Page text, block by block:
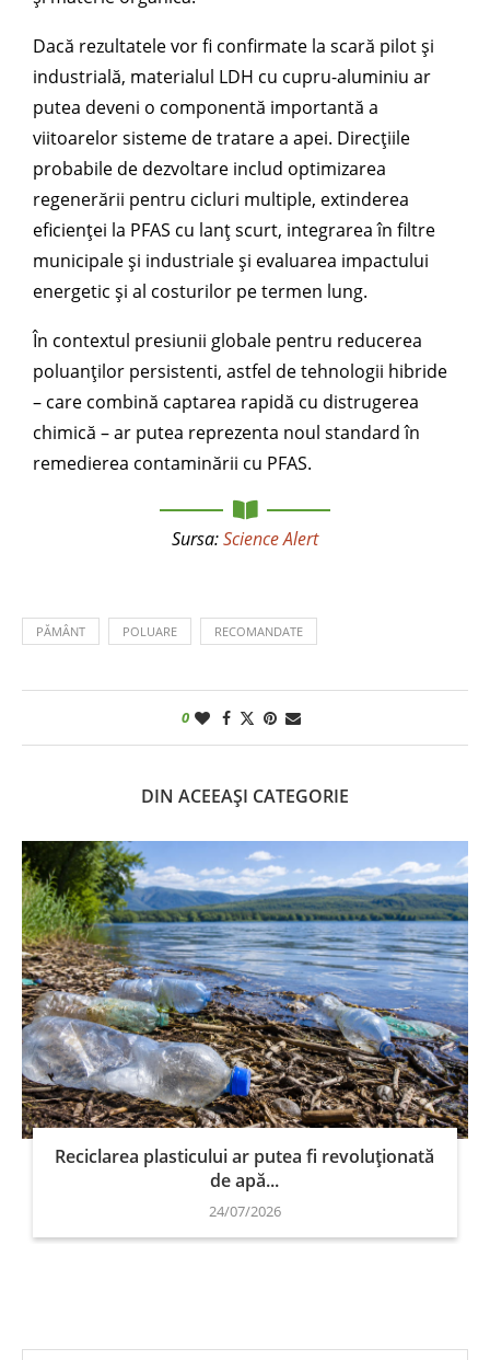
Dacă rezultatele vor fi confirmate la scară pilot și
industrială, materialul LDH cu cupru-aluminiu ar
putea deveni o componentă importantă a
viitoarelor sisteme de tratare a apei. Direcțiile
probabile de dezvoltare includ optimizarea
regenerării pentru cicluri multiple, extinderea
eficienței la PFAS cu lanț scurt, integrarea în filtre
municipale și industriale și evaluarea impactului
energetic și al costurilor pe termen lung.
În contextul presiunii globale pentru reducerea
poluanților persistenti, astfel de tehnologii hibride
– care combină captarea rapidă cu distrugerea
chimică – ar putea reprezenta noul standard în
remedierea contaminării cu PFAS.
Sursa:Science Alert
PĂMÂNT POLUARE RECOMANDATE
0
DIN ACEEAȘI CATEGORIE
Reciclarea plasticului ar putea fi revoluționată
de apă...
24/07/2026